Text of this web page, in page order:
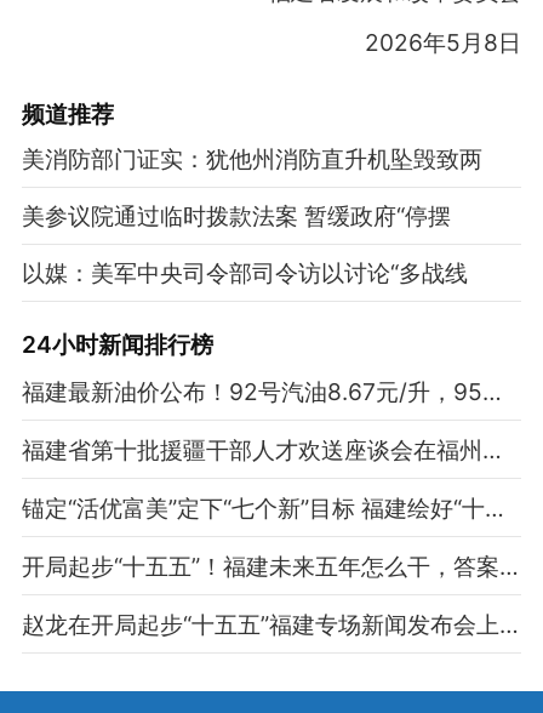
2026年5月8日
频道推荐
美消防部门证实：犹他州消防直升机坠毁致两
美参议院通过临时拨款法案 暂缓政府“停摆
以媒：美军中央司令部司令访以讨论“多战线
24小时新闻排行榜
福建最新油价公布！92号汽油8.67元/升，95号汽油9.26元/升
福建省第十批援疆干部人才欢送座谈会在福州召开
锚定“活优富美”定下“七个新”目标 福建绘好“十五五”施工图
开局起步“十五五”！福建未来五年怎么干，答案都在这里
赵龙在开局起步“十五五”福建专场新闻发布会上作主发布并答记者问